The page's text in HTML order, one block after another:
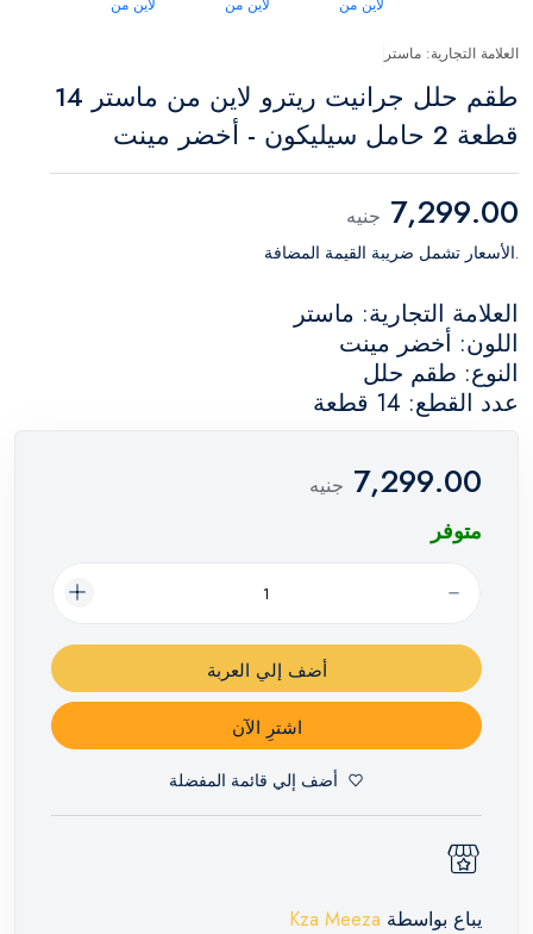
العلامة التجارية: ماستر
طقم حلل جرانيت ريترو لاين من ماستر 14
قطعة 2 حامل سيليكون - أخضر مينت
7,299.00 جنيه
.الأسعار تشمل ضريبة القيمة المضافة
العلامة التجارية: ماستر
اللون: أخضر مينت
النوع: طقم حلل
عدد القطع: 14 قطعة
7,299.00 جنيه
متوفر
أضف إلي العربة
اشترِ الآن
أضف إلي قائمة المفضلة
يباع بواسطة Kza Meeza